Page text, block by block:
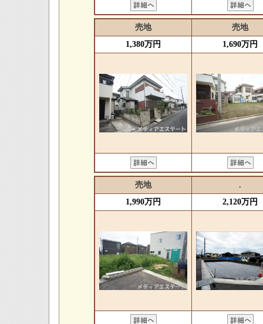
売地
売地
1,380万円
1,690万円
売地
.
1,990万円
2,120万円